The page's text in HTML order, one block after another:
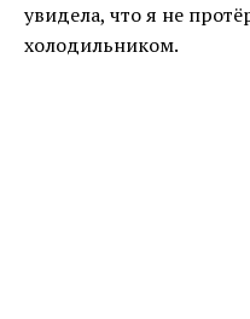
увидела, что я не
холодильником.